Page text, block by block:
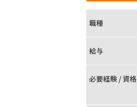
職種
給与
必要経験 / 資格